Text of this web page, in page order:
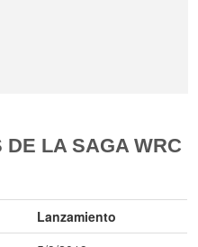
DE LA SAGA WRC
Lanzamiento